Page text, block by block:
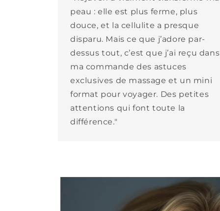
peau : elle est plus ferme, plus
douce, et la cellulite a presque
disparu. Mais ce que j’adore par-
dessus tout, c’est que j’ai reçu dans
ma commande des astuces
exclusives de massage et un mini
format pour voyager. Des petites
attentions qui font toute la
différence."